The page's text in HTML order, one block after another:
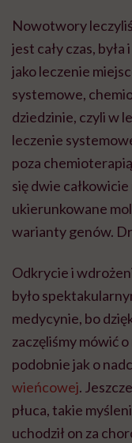
Nowotwory
jest cały czas,
jako leczenie
systemowe,
dziedzinie, czyli w
leczenie
poza
się dwie
ukierunkowane
warianty genów.
Odkrycie i
było
medycynie, bo
zaczęliśmy mówić
podobnie jak o
wieńcowej.
płuca, takie
uchodził on za